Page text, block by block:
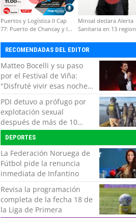
Puertos y Logística II Cap
77: Puerto de Chancay y la
Minsal declara Alerta
Sanitaria en 13
RECOMENDADAS DEL EDITOR
Matteo Bocelli y su paso
por el Festival de Viña:
"Disfruté vivir esas noches.
Es momento de volver con
mi show"
PDI detuvo a prófugo por
explotación sexual
después de más de 10
horas de navegación en la
zona austral
DEPORTES
La Federación Noruega de
Fútbol pide la renuncia
inmediata de Infantino
Revisa la programación
completa de la fecha 18 de
la Liga de Primera